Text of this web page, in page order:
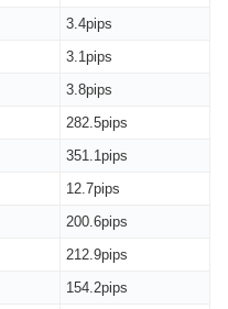
3.4pips
3.1pips
3.8pips
282.5pips
351.1pips
12.7pips
200.6pips
212.9pips
154.2pips